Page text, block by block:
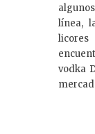
línea,
licores
vodka